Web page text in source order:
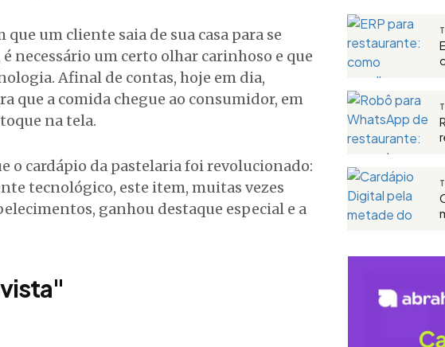
um cliente saia de sua casa para se
necessário um certo olhar carinhoso e que
Afinal de contas, hoje em dia,
que a comida chegue ao consumidor, em
na tela.
o cardápio da pastelaria foi revolucionado:
tecnológico, este item, muitas vezes
ganhou destaque especial e a